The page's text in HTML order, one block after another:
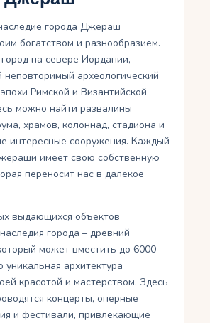
города Джераш
богатством и разнообразием.
на севере Иордании,
неповторимый археологический
Римской и Византийской
можно найти развалины
храмов, колоннад, стадиона и
интересные сооружения. Каждый
имеет свою собственную
переносит нас в далекое
выдающихся объектов
города – древний
может вместить до 6000
уникальная архитектура
красотой и мастерством. Здесь
концерты, оперные
и фестивали, привлекающие